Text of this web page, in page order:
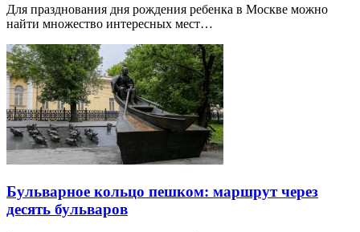
Для празднования дня рождения ребенка в Москве можно
найти множество интересных мест…
Бульварное кольцо пешком: маршрут через
десять бульваров